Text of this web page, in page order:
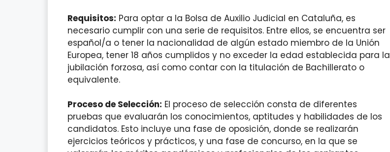
Requisitos: Para optar a la Bolsa de Auxilio Judicial en Cataluña, es
necesario cumplir con una serie de requisitos. Entre ellos, se encuentra ser
español/a o tener la nacionalidad de algún estado miembro de la Unión
Europea, tener 18 años cumplidos y no exceder la edad establecida para la
jubilación forzosa, así como contar con la titulación de Bachillerato o
equivalente.
Proceso de Selección: El proceso de selección consta de diferentes
pruebas que evaluarán los conocimientos, aptitudes y habilidades de los
candidatos. Esto incluye una fase de oposición, donde se realizarán
ejercicios teóricos y prácticos, y una fase de concurso, en la que se